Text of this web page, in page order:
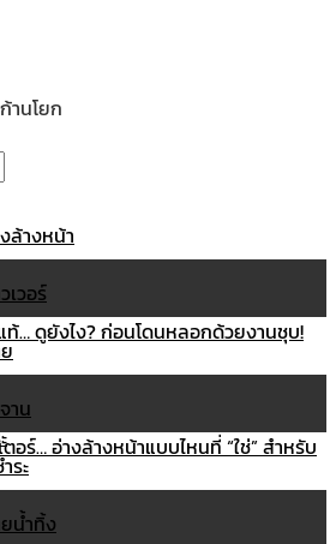
ล้างหน้า
เวอร์
าน
ระ
น้ำทิ้ง
นโยก
… ดูยังไง? ก่อนโดนหลอกด้วยงานชุบ!
อร์… อ่างล้างหน้าแบบไหนที่ “ใช่” สำหรับ
น
วาง
น